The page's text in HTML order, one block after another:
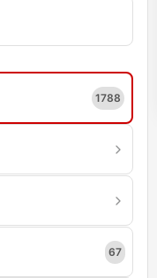
1788
67